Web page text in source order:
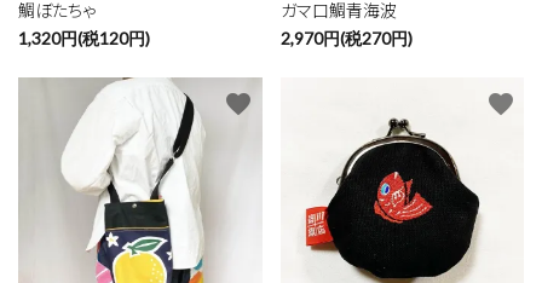
鯛ぼたちゃ
1,320円(税120円)
ガマ口鯛青海波
2,970円(税270円)
favorite favorite